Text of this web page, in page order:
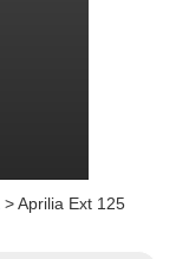
> Aprilia Ext 125